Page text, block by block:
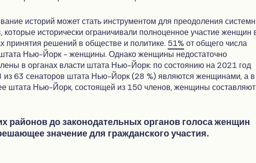
историй может стать инструментом для преодоления
которые исторически ограничивали полноценное участие женщин
принятия решений в обществе и политике. 51% от общего числа
Нью-Йорк - женщины. Однако женщины недостаточно
в органах власти штата Нью-Йорк: по состоянию на 2021 год
из 63 сенаторов штата Нью-Йорк (28 %) являются женщинами, а в
штата Нью-Йорк, состоящей из 150 членов, женщины
районов до законодательных органов голоса женщин
значение для гражданского участия.